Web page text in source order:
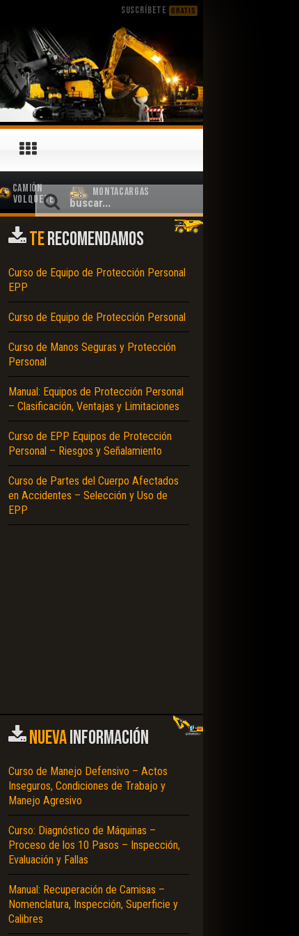
SUSCRÍBETE GRATIS
Camión
Volquete
Montacargas
TERECOMENDAMOS
Curso de Equipo de Protección Personal
EPP
Curso de Equipo de Protección Personal
Curso de Manos Seguras y Protección
Personal
Manual: Equipos de Protección Personal
– Clasificación, Ventajas y Limitaciones
Curso de EPP Equipos de Protección
Personal – Riesgos y Señalamiento
Curso de Partes del Cuerpo Afectados
en Accidentes – Selección y Uso de
EPP
NUEVAINFORMACIÓN
Curso de Manejo Defensivo – Actos
Inseguros, Condiciones de Trabajo y
Manejo Agresivo
Curso: Diagnóstico de Máquinas –
Proceso de los 10 Pasos – Inspección,
Evaluación y Fallas
Manual: Recuperación de Camisas –
Nomenclatura, Inspección, Superficie y
Calibres